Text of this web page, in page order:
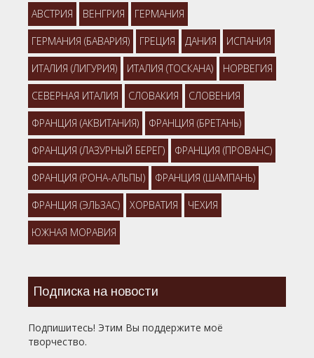
АВСТРИЯ ВЕНГРИЯ ГЕРМАНИЯ
ГЕРМАНИЯ (БАВАРИЯ) ГРЕЦИЯ ДАНИЯ ИСПАНИЯ
ИТАЛИЯ (ЛИГУРИЯ) ИТАЛИЯ (ТОСКАНА) НОРВЕГИЯ
СЕВЕРНАЯ ИТАЛИЯ СЛОВАКИЯ СЛОВЕНИЯ
ФРАНЦИЯ (АКВИТАНИЯ) ФРАНЦИЯ (БРЕТАНЬ)
ФРАНЦИЯ (ЛАЗУРНЫЙ БЕРЕГ) ФРАНЦИЯ (ПРОВАНС)
ФРАНЦИЯ (РОНА-АЛЬПЫ) ФРАНЦИЯ (ШАМПАНЬ)
ФРАНЦИЯ (ЭЛЬЗАС) ХОРВАТИЯ ЧЕХИЯ
ЮЖНАЯ МОРАВИЯ
Подписка на новости
Подпишитесь! Этим Вы поддержите моё
творчество.